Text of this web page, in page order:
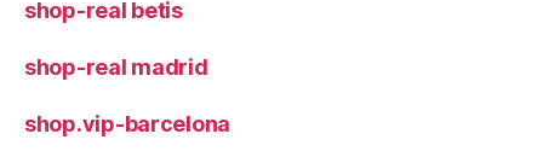
shop-real betis
shop-real madrid
shop.vip-barcelona